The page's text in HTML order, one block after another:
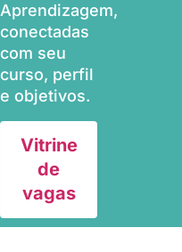
Aprendizagem,
conectadas
com seu
curso, perfil
e objetivos.
Vitrine
de
vagas